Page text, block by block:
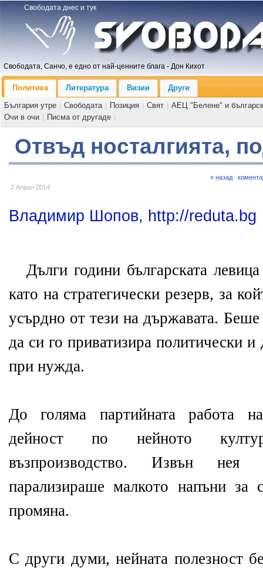
Свободата днес и тук
Свободата, Санчо, е едно от най-ценните блага - Дон Кихот
Политика Литература Визии
Други
България утре
Свободата Позиция Свят
АЕЦ "Белене" и
Очи в очи
Писма от другаде
Отвъд носталгията,
2 Април 2014
« назад
Владимир Шопов, http://reduta.bg
Дълги години българската
като на стратегически резерв, за
усърдно от тези на държавата. Беше
да си го приватизира политически
при нужда.
До голяма партийната работа
дейност по нейното
възпроизводство. Извън нея
парализираше малкото напъни за
промяна.
С други думи, нейната полезност